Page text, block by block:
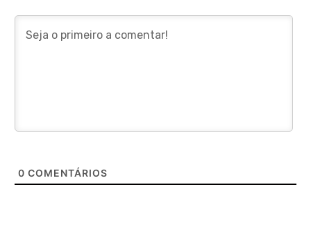
0 COMENTÁRIOS